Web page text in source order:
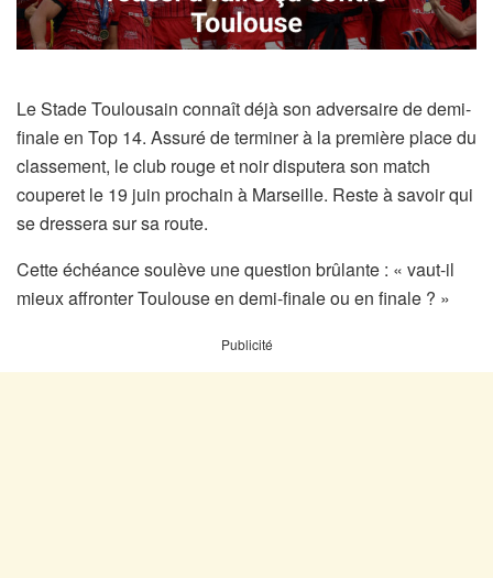
Le Stade Toulousain connaît déjà son adversaire de demi-
finale en Top 14. Assuré de terminer à la première place du
classement, le club rouge et noir disputera son match
couperet le 19 juin prochain à Marseille. Reste à savoir qui
se dressera sur sa route.
Cette échéance soulève une question brûlante : « vaut-il
mieux affronter Toulouse en demi-finale ou en finale ? »
Publicité